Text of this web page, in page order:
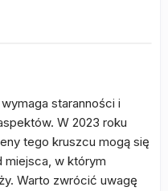
staranności i
W 2023 roku
tego kruszcu mogą się
miejsca, w którym
Warto zwrócić uwagę